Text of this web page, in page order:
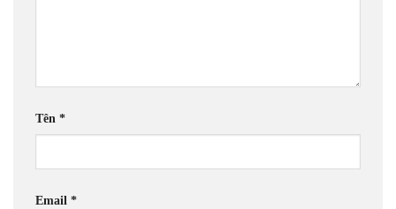
Tên *
Email *